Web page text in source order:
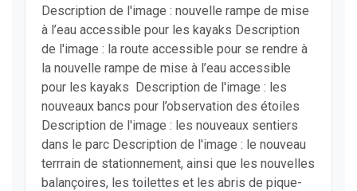
Description de l'image : nouvelle rampe de mise
à l’eau accessible pour les kayaks Description
de l'image : la route accessible pour se rendre à
la nouvelle rampe de mise à l’eau accessible
pour les kayaks Description de l'image : les
nouveaux bancs pour l’observation des étoiles
Description de l'image : les nouveaux sentiers
dans le parc Description de l'image : le nouveau
terrrain de stationnement, ainsi que les nouvelles
balançoires, les toilettes et les abris de pique-